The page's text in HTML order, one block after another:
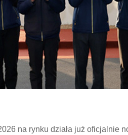
na rynku działa już oficjalnie